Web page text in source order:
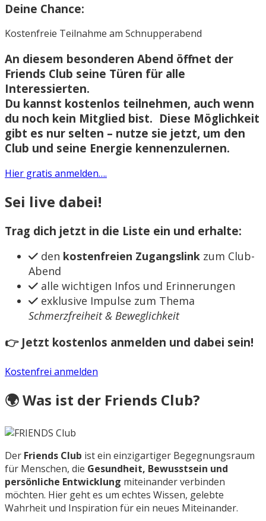
Deine Chance:
Kostenfreie Teilnahme am Schnupperabend
An diesem besonderen Abend öffnet der
Friends Club seine Türen für alle
Interessierten.
Du kannst kostenlos teilnehmen, auch wenn
du noch kein Mitglied bist. Diese Möglichkeit
gibt es nur selten – nutze sie jetzt, um den
Club und seine Energie kennenzulernen.
Hier gratis anmelden….
Sei live dabei!
Trag dich jetzt in die Liste ein und erhalte:
den kostenfreien Zugangslink zum Club-
Abend
alle wichtigen Infos und Erinnerungen
exklusive Impulse zum Thema
Schmerzfreiheit & Beweglichkeit
👉 Jetzt kostenlos anmelden und dabei sein!
Kostenfrei anmelden
🌍 Was ist der Friends Club?
Der Friends Club ist ein einzigartiger Begegnungsraum
für Menschen, die Gesundheit, Bewusstsein und
persönliche Entwicklung miteinander verbinden
möchten. Hier geht es um echtes Wissen, gelebte
Wahrheit und Inspiration für ein neues Miteinander.